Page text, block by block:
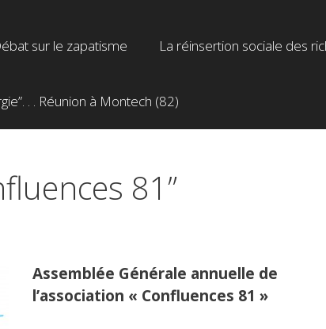
sur le zapatisme La réinsertion sociale des
. . Réunion à Montech (82)
81”
Assemblée Générale annuelle de
l’association « Confluences 81 »